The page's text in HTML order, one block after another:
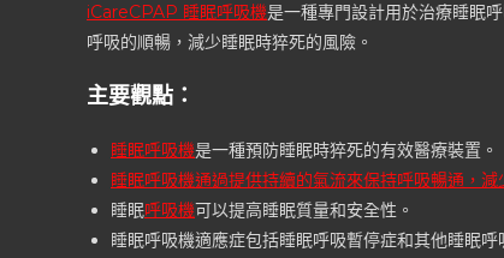
iCareCPAP 睡眠呼吸機是一種專門設計用於治療睡眠
呼吸的順暢，減少睡眠時猝死的風險。
主要觀點：
睡眠呼吸機是一種預防睡眠時猝死的有效醫療裝置。
睡眠呼吸機通過提供持續的氣流來保持呼吸暢通，減
睡眠呼吸機可以提高睡眠質量和安全性。
睡眠呼吸機適應症包括睡眠呼吸暫停症和其他睡眠呼